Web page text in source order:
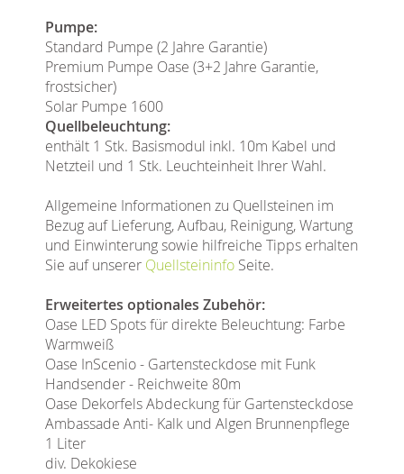
Pumpe:
Standard Pumpe (2 Jahre Garantie)
Premium Pumpe Oase (3+2 Jahre Garantie,
frostsicher)
Solar Pumpe 1600
Quellbeleuchtung:
enthält 1 Stk. Basismodul inkl. 10m Kabel und
Netzteil und 1 Stk. Leuchteinheit Ihrer Wahl.
Allgemeine Informationen zu Quellsteinen im
Bezug auf Lieferung, Aufbau, Reinigung, Wartung
und Einwinterung sowie hilfreiche Tipps erhalten
Sie auf unserer Quellsteininfo Seite.
Erweitertes optionales Zubehör:
Oase LED Spots für direkte Beleuchtung: Farbe
Warmweiß
Oase InScenio - Gartensteckdose mit Funk
Handsender - Reichweite 80m
Oase Dekorfels Abdeckung für Gartensteckdose
Ambassade Anti- Kalk und Algen Brunnenpflege
1 Liter
div. Dekokiese